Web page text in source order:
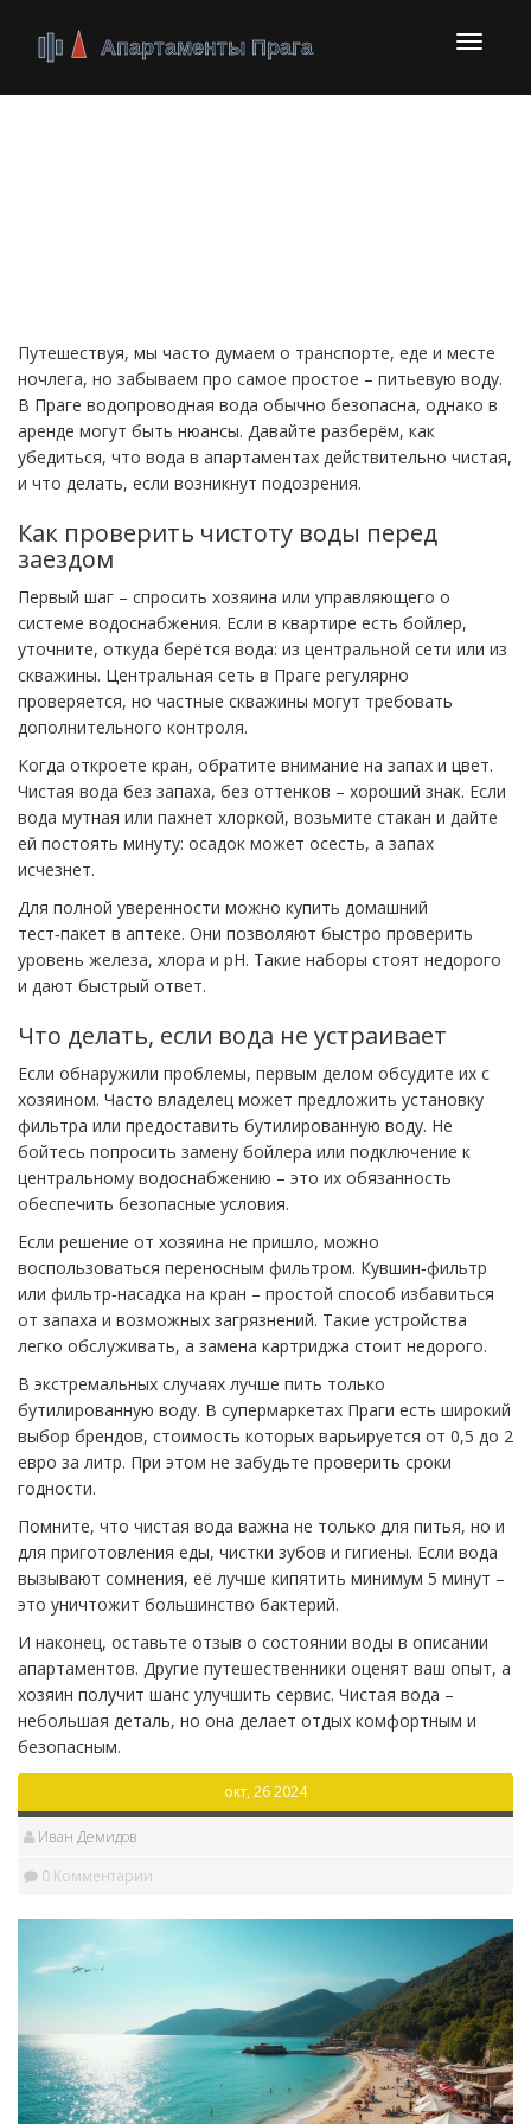
Путешествуя, мы часто думаем о транспорте, еде и месте
ночлега, но забываем про самое простое – питьевую воду.
В Праге водопроводная вода обычно безопасна, однако в
аренде могут быть нюансы. Давайте разберём, как
убедиться, что вода в апартаментах действительно чистая,
и что делать, если возникнут подозрения.
Как проверить чистоту воды перед
заездом
Первый шаг – спросить хозяина или управляющего о
системе водоснабжения. Если в квартире есть бойлер,
уточните, откуда берётся вода: из центральной сети или из
скважины. Центральная сеть в Праге регулярно
проверяется, но частные скважины могут требовать
дополнительного контроля.
Когда откроете кран, обратите внимание на запах и цвет.
Чистая вода без запаха, без оттенков – хороший знак. Если
вода мутная или пахнет хлоркой, возьмите стакан и дайте
ей постоять минуту: осадок может осесть, а запах
исчезнет.
Для полной уверенности можно купить домашний
тест‑пакет в аптеке. Они позволяют быстро проверить
уровень железа, хлора и pH. Такие наборы стоят недорого
и дают быстрый ответ.
Что делать, если вода не устраивает
Если обнаружили проблемы, первым делом обсудите их с
хозяином. Часто владелец может предложить установку
фильтра или предоставить бутилированную воду. Не
бойтесь попросить замену бойлера или подключение к
центральному водоснабжению – это их обязанность
обеспечить безопасные условия.
Если решение от хозяина не пришло, можно
воспользоваться переносным фильтром. Кувшин‑фильтр
или фильтр‑насадка на кран – простой способ избавиться
от запаха и возможных загрязнений. Такие устройства
легко обслуживать, а замена картриджа стоит недорого.
В экстремальных случаях лучше пить только
бутилированную воду. В супермаркетах Праги есть широкий
выбор брендов, стоимость которых варьируется от 0,5 до 2
евро за литр. При этом не забудьте проверить сроки
годности.
Помните, что чистая вода важна не только для питья, но и
для приготовления еды, чистки зубов и гигиены. Если вода
вызывают сомнения, её лучше кипятить минимум 5 минут –
это уничтожит большинство бактерий.
И наконец, оставьте отзыв о состоянии воды в описании
апартаментов. Другие путешественники оценят ваш опыт, а
хозяин получит шанс улучшить сервис. Чистая вода –
небольшая деталь, но она делает отдых комфортным и
безопасным.
окт, 26 2024
Иван Демидов
0 Комментарии